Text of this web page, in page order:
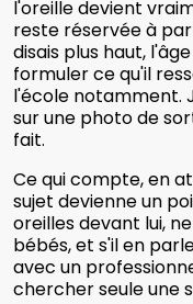
l'oreille devient
reste réservée à
disais plus haut,
formuler ce qu'il
l'école notamment.
sur une photo de
fait.
Ce qui compte, en
sujet devienne un
oreilles devant lui,
bébés, et s'il en
avec un
chercher seule une